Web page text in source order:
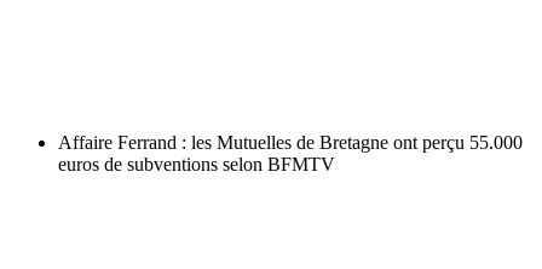
Affaire Ferrand : les Mutuelles de Bretagne ont perçu 55.000
euros de subventions selon BFMTV